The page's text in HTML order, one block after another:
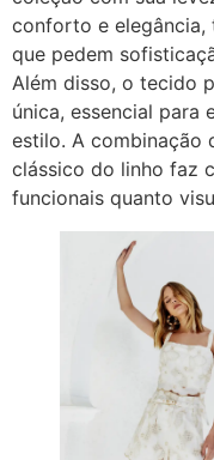
conforto e elegância,
que pedem
Além disso, o tecido
única, essencial para
estilo. A combinação
clássico do linho faz
funcionais quanto